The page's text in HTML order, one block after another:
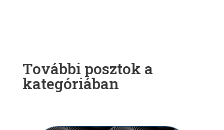
További posztok a
kategóriában